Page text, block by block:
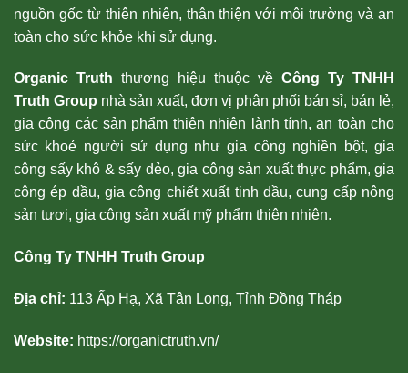
nguồn gốc từ thiên nhiên, thân thiện với môi trường và an
toàn cho sức khỏe khi sử dụng.
Organic Truth thương hiệu thuộc về Công Ty TNHH
Truth Group nhà sản xuất, đơn vị phân phối bán sỉ, bán lẻ,
gia công các sản phẩm thiên nhiên lành tính, an toàn cho
sức khoẻ người sử dụng như gia công nghiền bột, gia
công sấy khô & sấy dẻo, gia công sản xuất thực phẩm, gia
công ép dầu, gia công chiết xuất tinh dầu, cung cấp nông
sản tươi, gia công sản xuất mỹ phẩm thiên nhiên.
Công Ty TNHH Truth Group
Địa chỉ: 113 Ấp Hạ, Xã Tân Long, Tỉnh Đồng Tháp
Website: https://organictruth.vn/